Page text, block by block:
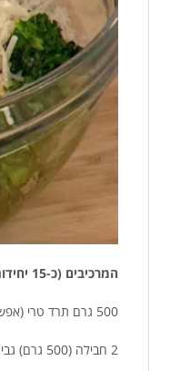
המרכיבים (כ-15 יחידות)
500 גרם תרד טרי (אפשר תרד טורקי)
2 חבילה (500 גרם) גבינת ריקוטה